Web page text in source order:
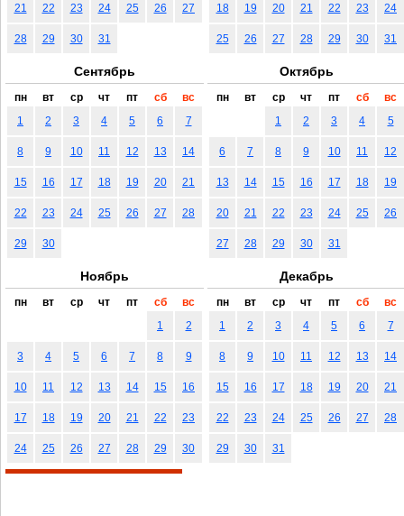
21 22 23 24 25 26 27
28 29 30 31
18 19 20 21 22 23 24
25 26 27 28 29 30 31
Сентябрь
пн вт ср чт пт сб
вс
1
2 3 4 5 6 7
8 9 10 11 12 13 14
15 16 17 18 19 20 21
22 23 24 25 26 27 28
29 30
Октябрь
пн вт ср чт пт сб
вс
1
2 3 4 5
6 7 8 9 10 11 12
13 14 15 16 17 18 19
20 21 22 23 24 25 26
27 28 29 30 31
Ноябрь
пн вт ср чт пт сб
вс
1
2
3 4 5 6 7 8 9
10 11 12 13 14 15 16
17 18 19 20 21 22 23
24 25 26 27 28 29 30
Декабрь
пн вт ср чт пт сб
вс
1
2 3 4 5 6 7
8 9 10 11 12 13 14
15 16 17 18 19 20 21
22 23 24 25 26 27 28
29 30 31